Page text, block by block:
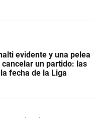
evidente y una pelea
cancelar un partido: las
fecha de la Liga